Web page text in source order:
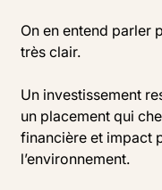
On en entend parler
très clair.
Un investissement
un placement qui
financière et impact
l’environnement.